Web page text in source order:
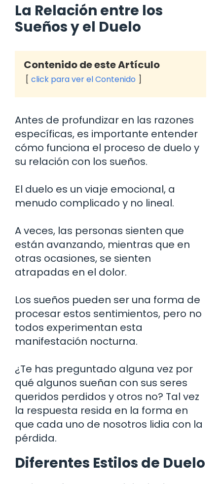
La Relación entre los
Sueños y el Duelo
Contenido de este Artículo
click para ver el Contenido
Antes de profundizar en las razones
específicas, es importante entender
cómo funciona el proceso de duelo y
su relación con los sueños.
El duelo es un viaje emocional, a
menudo complicado y no lineal.
A veces, las personas sienten que
están avanzando, mientras que en
otras ocasiones, se sienten
atrapadas en el dolor.
Los sueños pueden ser una forma de
procesar estos sentimientos, pero no
todos experimentan esta
manifestación nocturna.
¿Te has preguntado alguna vez por
qué algunos sueñan con sus seres
queridos perdidos y otros no? Tal vez
la respuesta resida en la forma en
que cada uno de nosotros lidia con la
pérdida.
Diferentes Estilos de Duelo